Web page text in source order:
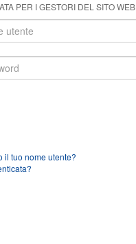
PER I GESTORI DEL SITO WEB
il tuo nome utente?